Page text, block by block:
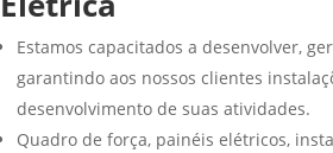
Estamos capacitados a desenvolver,
garantindo aos nossos clientes
desenvolvimento de suas atividades.
Quadro de força, painéis elétricos,